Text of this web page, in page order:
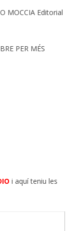
MOCCIA Editorial
PER MÉS
i aquí teniu les